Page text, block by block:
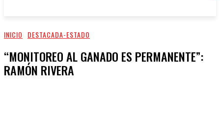
INICIO DESTACADA-ESTADO
“MONITOREO AL GANADO ES PERMANENTE”:
RAMÓN RIVERA